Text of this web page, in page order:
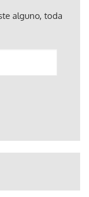
alguno, toda